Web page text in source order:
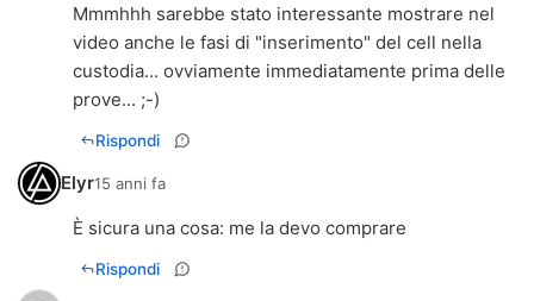
Mmmhhh sarebbe stato interessante mostrare nel
video anche le fasi di "inserimento" del cell nella
custodia... ovviamente immediatamente prima delle
prove... ;-)
Rispondi
Elyr15 anni fa
È sicura una cosa: me la devo comprare
Rispondi